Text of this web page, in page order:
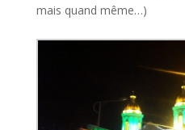
mais quand même…)